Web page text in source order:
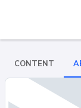
CONTENT